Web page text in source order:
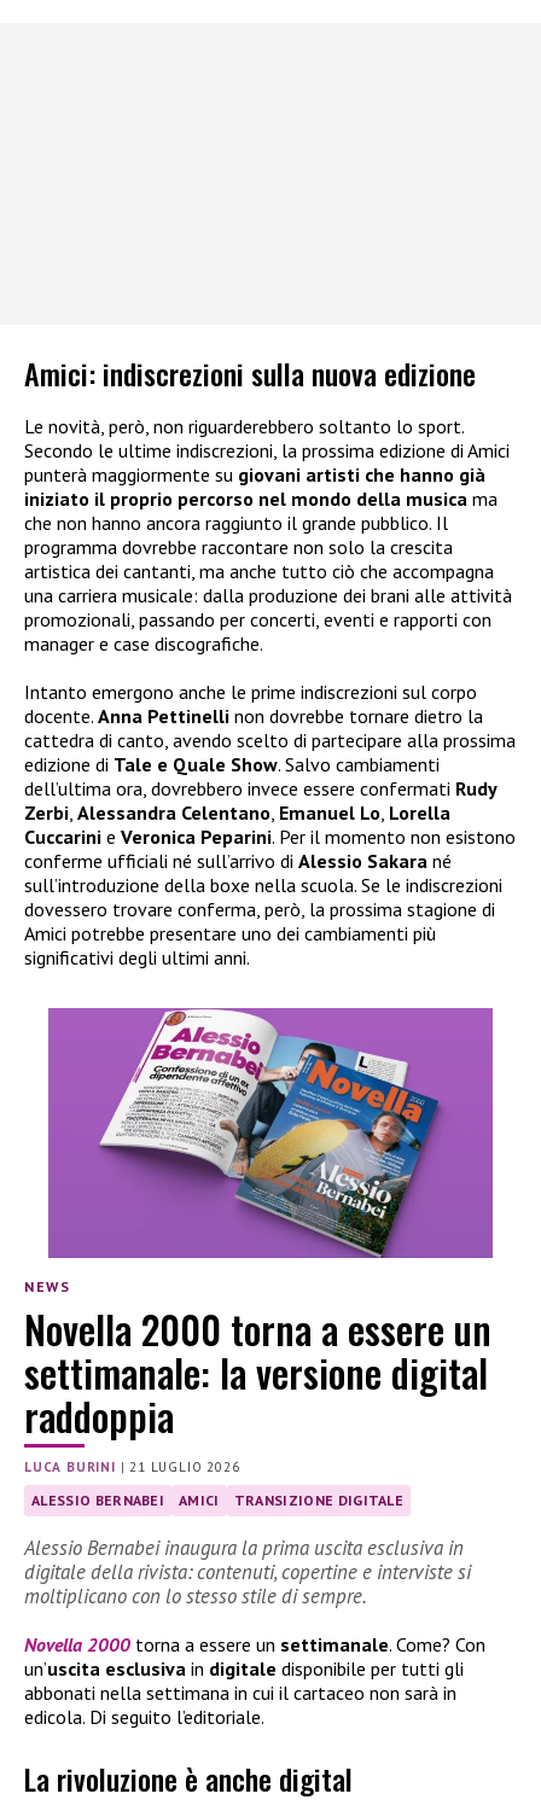
Amici: indiscrezioni sulla nuova edizione
Le novità, però, non riguarderebbero soltanto lo sport.
Secondo le ultime indiscrezioni, la prossima edizione di Amici
punterà maggiormente su giovani artisti che hanno già
iniziato il proprio percorso nel mondo della musica ma
che non hanno ancora raggiunto il grande pubblico. Il
programma dovrebbe raccontare non solo la crescita
artistica dei cantanti, ma anche tutto ciò che accompagna
una carriera musicale: dalla produzione dei brani alle attività
promozionali, passando per concerti, eventi e rapporti con
manager e case discografiche.
Intanto emergono anche le prime indiscrezioni sul corpo
docente. Anna Pettinelli non dovrebbe tornare dietro la
cattedra di canto, avendo scelto di partecipare alla prossima
edizione di Tale e Quale Show. Salvo cambiamenti
dell’ultima ora, dovrebbero invece essere confermati Rudy
Zerbi, Alessandra Celentano, Emanuel Lo, Lorella
Cuccarini e Veronica Peparini. Per il momento non esistono
conferme ufficiali né sull’arrivo di Alessio Sakara né
sull’introduzione della boxe nella scuola. Se le indiscrezioni
dovessero trovare conferma, però, la prossima stagione di
Amici potrebbe presentare uno dei cambiamenti più
significativi degli ultimi anni.
NEWS
Novella 2000 torna a essere un
settimanale: la versione digital
raddoppia
LUCA BURINI | 21 LUGLIO 2026
ALESSIO BERNABEI AMICI TRANSIZIONE DIGITALE
Alessio Bernabei inaugura la prima uscita esclusiva in
digitale della rivista: contenuti, copertine e interviste si
moltiplicano con lo stesso stile di sempre.
Novella 2000 torna a essere un settimanale. Come? Con
un’uscita esclusiva in digitale disponibile per tutti gli
abbonati nella settimana in cui il cartaceo non sarà in
edicola. Di seguito l’editoriale.
La rivoluzione è anche digital